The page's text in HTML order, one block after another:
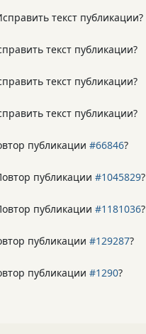
текст публикации?
текст публикации?
текст публикации?
текст публикации?
публикации #66846?
публикации #1045829?
публикации #1181036?
публикации #129287?
публикации #1290?